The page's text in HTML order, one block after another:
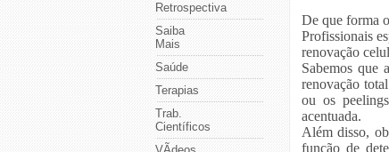
Retrospectiva
Saiba
Mais
Saúde
Terapias
Trab.
Científicos
De que forma
Profissionais
renovação
Sabemos que
renovação
ou os
acentuada.
Além disso,
função de